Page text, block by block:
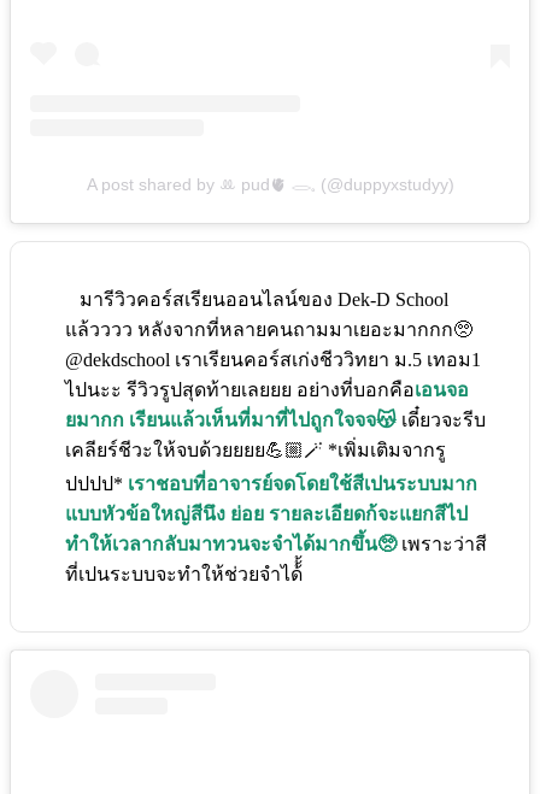
A post shared by ꔛ pud🫀 𓂋𓈒 (@duppyxstudyy)
มารีวิวคอร์สเรียนออนไลน์ของ Dek-D School
แล้วววว หลังจากที่หลายคนถามมาเยอะมากกก🥺
@dekdschool เราเรียนคอร์สเก่งชีววิทยา ม.5 เทอม1
ไปนะะ รีวิวรูปสุดท้ายเลยยย อย่างที่บอกคือเอนจอ
ยมากก เรียนแล้วเห็นที่มาที่ไปถูกใจจจ😽 เดี๋ยวจะรีบ
เคลียร์ชีวะให้จบด้วยยยย💪🏼🪄 *เพิ่มเติมจากรู
ปปปป* เราชอบที่อาจารย์จดโดยใช้สีเปนระบบมาก
แบบหัวข้อใหญ่สีนึง ย่อย รายละเอียดก้จะแยกสีไป
ทำให้เวลากลับมาทวนจะจำได้มากขึ้น🥺 เพราะว่าสี
ที่เปนระบบจะทำให้ช่วยจำได้้้